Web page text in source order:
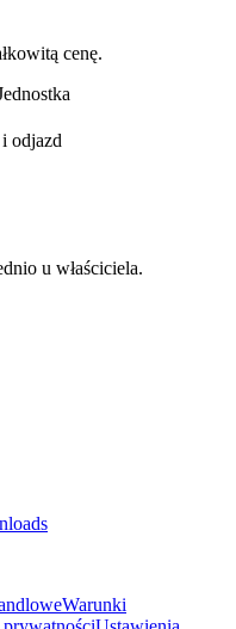
cenę.
odjazd
u właściciela.
Warunki